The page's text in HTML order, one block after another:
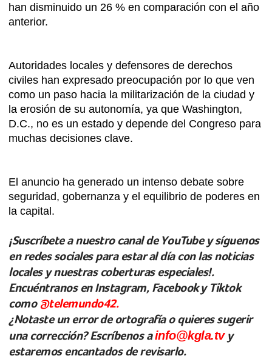
han disminuido un 26 % en comparación con el año
anterior.
Autoridades locales y defensores de derechos
civiles han expresado preocupación por lo que ven
como un paso hacia la militarización de la ciudad y
la erosión de su autonomía, ya que Washington,
D.C., no es un estado y depende del Congreso para
muchas decisiones clave.
El anuncio ha generado un intenso debate sobre
seguridad, gobernanza y el equilibrio de poderes en
la capital.
¡Suscríbete a nuestro canal de YouTube y síguenos
en redes sociales para estar al día con las noticias
locales y nuestras coberturas especiales!.
Encuéntranos en Instagram, Facebook y Tiktok
como@telemundo42.
¿Notaste un error de ortografía o quieres sugerir
una corrección? Escríbenos ainfo@kgla.tvy
estaremos encantados de revisarlo.